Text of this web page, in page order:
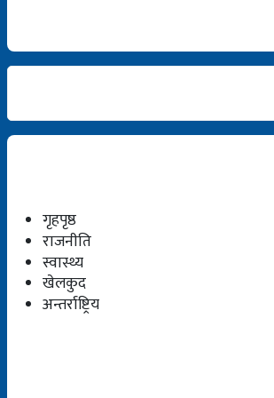
गृहपृष्ठ
राजनीति
स्वास्थ्य
खेलकुद
अन्तर्राष्ट्रिय